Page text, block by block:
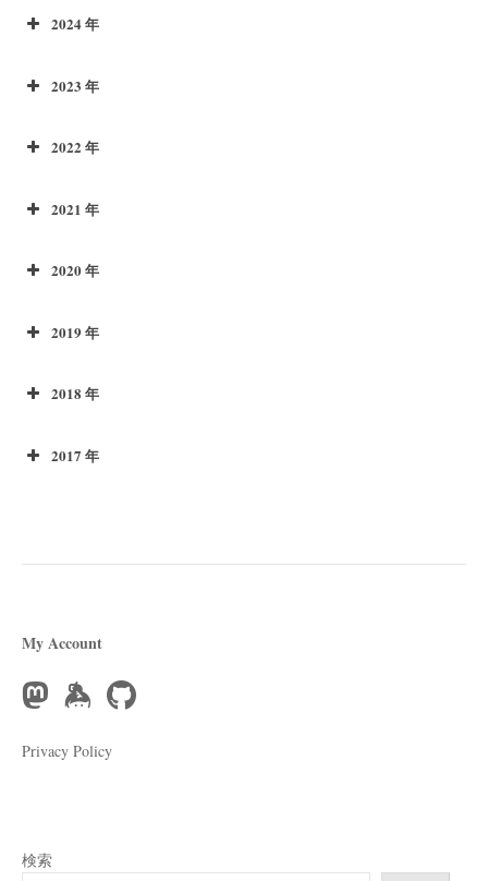
2024 年
2023 年
2022 年
2021 年
2020 年
2019 年
2018 年
2017 年
My Account
Privacy Policy
検索